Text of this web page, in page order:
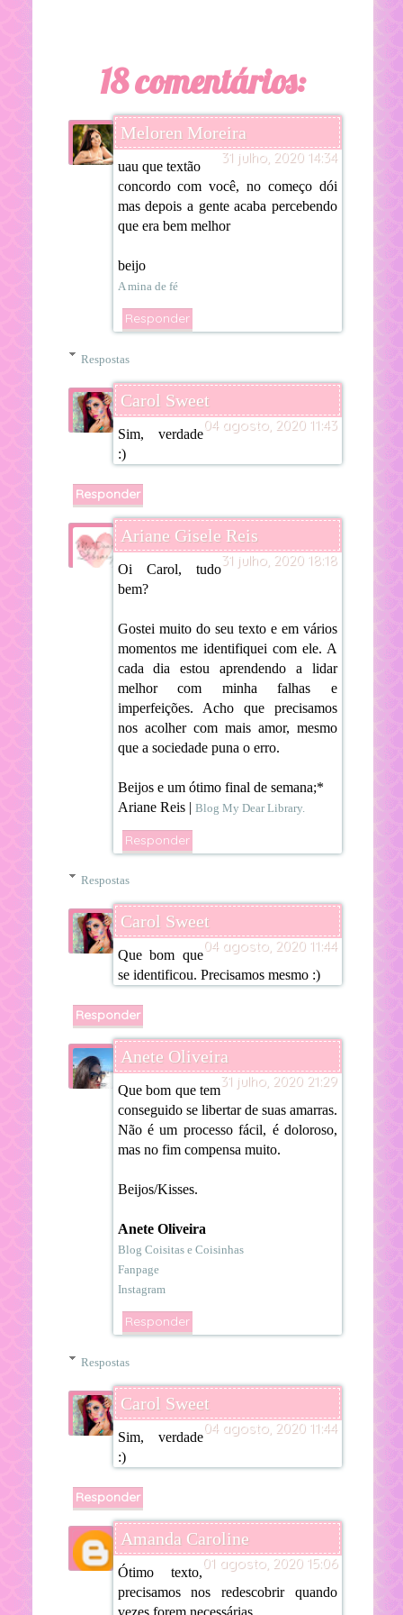
18 comentários:
Meloren Moreira
31 julho, 2020 14:34
uau que textão
concordo com você, no começo dói
mas depois a gente acaba percebendo
que era bem melhor
beijo
A mina de fé
Responder
Respostas
Carol Sweet
04 agosto, 2020 11:43
Sim, verdade
:)
Responder
Ariane Gisele Reis
31 julho, 2020 18:18
Oi Carol, tudo
bem?
Gostei muito do seu texto e em vários
momentos me identifiquei com ele. A
cada dia estou aprendendo a lidar
melhor com minha falhas e
imperfeições. Acho que precisamos
nos acolher com mais amor, mesmo
que a sociedade puna o erro.
Beijos e um ótimo final de semana;*
Ariane Reis | Blog My Dear Library.
Responder
Respostas
Carol Sweet
04 agosto, 2020 11:44
Que bom que
se identificou. Precisamos mesmo :)
Responder
Anete Oliveira
31 julho, 2020 21:29
Que bom que tem
conseguido se libertar de suas amarras.
Não é um processo fácil, é doloroso,
mas no fim compensa muito.
Beijos/Kisses.
Anete Oliveira
Blog Coisitas e Coisinhas
Fanpage
Instagram
Responder
Respostas
Carol Sweet
04 agosto, 2020 11:44
Sim, verdade
:)
Responder
Amanda Caroline
01 agosto, 2020 15:06
Ótimo texto,
precisamos nos redescobrir quando